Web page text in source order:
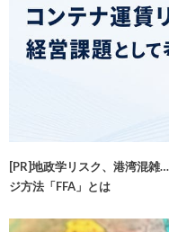
[PR]地政学リスク、港湾混雑
ジ方法「FFA」とは